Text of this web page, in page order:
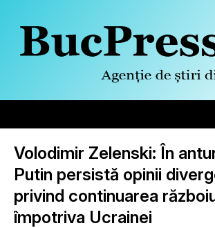
Volodimir Zelenski: În
Putin persistă opinii
privind continuarea
împotriva Ucrainei